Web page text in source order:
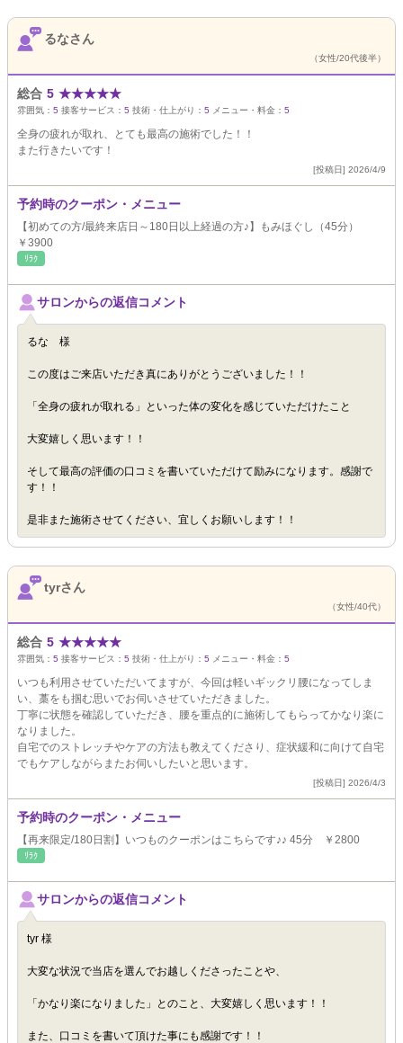
るなさん
（女性/20代後半）
総合 5 ★★★★★
雰囲気： 5 接客サービス： 5 技術・仕上がり： 5 メニュー・料金： 5
全身の疲れが取れ、とても最高の施術でした！！
また行きたいです！
[投稿日] 2026/4/9
予約時のクーポン・メニュー
【初めての方/最終来店日～180日以上経過の方♪】もみほぐし（45分）
￥3900
ﾘﾗｸ
サロンからの返信コメント
るな 様
この度はご来店いただき真にありがとうございました！！
「全身の疲れが取れる」といった体の変化を感じていただけたこと
大変嬉しく思います！！
そして最高の評価の口コミを書いていただけて励みになります。感謝で
す！！
是非また施術させてください、宜しくお願いします！！
tyrさん
（女性/40代）
総合 5 ★★★★★
雰囲気： 5 接客サービス： 5 技術・仕上がり： 5 メニュー・料金： 5
いつも利用させていただいてますが、今回は軽いギックリ腰になってしま
い、藁をも掴む思いでお伺いさせていただきました。
丁寧に状態を確認していただき、腰を重点的に施術してもらってかなり楽に
なりました。
自宅でのストレッチやケアの方法も教えてくださり、症状緩和に向けて自宅
でもケアしながらまたお伺いしたいと思います。
[投稿日] 2026/4/3
予約時のクーポン・メニュー
【再来限定/180日割】いつものクーポンはこちらです♪♪ 45分 ￥2800
ﾘﾗｸ
サロンからの返信コメント
tyr 様
大変な状況で当店を選んでお越しくださったことや、
「かなり楽になりました」とのこと、大変嬉しく思います！！
また、口コミを書いて頂けた事にも感謝です！！